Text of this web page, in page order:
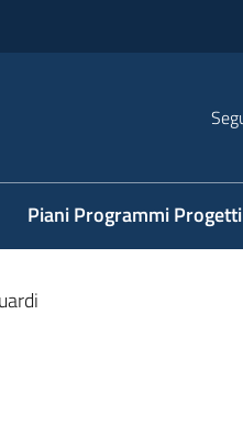
Piani Programmi Progetti